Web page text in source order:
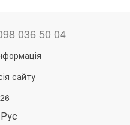
036 50 04
сайту
Рус